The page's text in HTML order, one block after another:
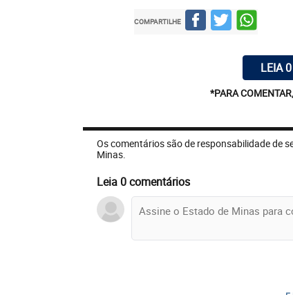
COMPARTILHE
LEIA
*PARA
Os comentários são de responsabilidade de
Minas.
Leia 0 comentários